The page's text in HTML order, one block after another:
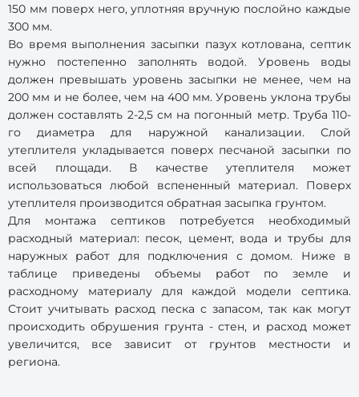
150 мм поверх него, уплотняя вручную послойно каждые
300 мм.
Во время выполнения засыпки пазух котлована, септик
нужно постепенно заполнять водой. Уровень воды
должен превышать уровень засыпки не менее, чем на
200 мм и не более, чем на 400 мм. Уровень уклона трубы
должен составлять 2-2,5 см на погонный метр. Труба 110-
го диаметра для наружной канализации. Слой
утеплителя укладывается поверх песчаной засыпки по
всей площади. В качестве утеплителя может
использоваться любой вспененный материал. Поверх
утеплителя производится обратная засыпка грунтом.
Для монтажа септиков потребуется необходимый
расходный материал: песок, цемент, вода и трубы для
наружных работ для подключения с домом. Ниже в
таблице приведены объемы работ по земле и
расходному материалу для каждой модели септика.
Стоит учитывать расход песка с запасом, так как могут
происходить обрушения грунта - стен, и расход может
увеличится, все зависит от грунтов местности и
региона.